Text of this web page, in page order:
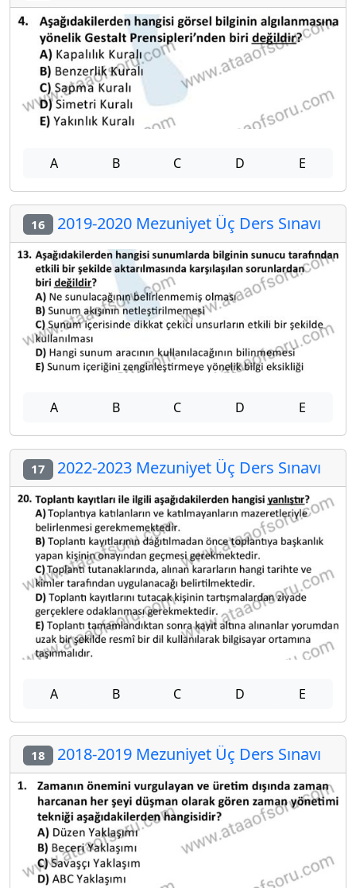
A B C D E
16 2019-2020 Mezuniyet Üç Ders Sınavı
A B C D E
17 2022-2023 Mezuniyet Üç Ders Sınavı
A B C D E
18 2018-2019 Mezuniyet Üç Ders Sınavı